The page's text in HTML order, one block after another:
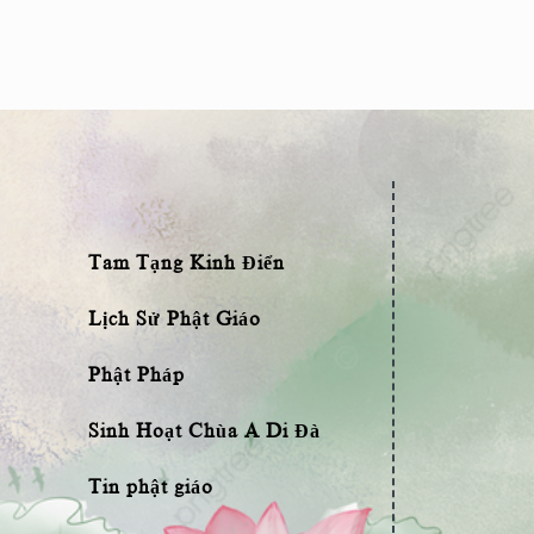
Tam Tạng Kinh Điển
Lịch Sử Phật Giáo
Phật Pháp
Sinh Hoạt Chùa A Di Đà
Tin phật giáo